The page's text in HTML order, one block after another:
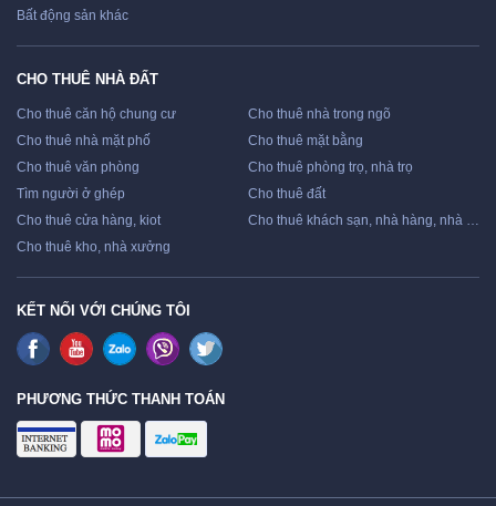
Bất động sản khác
CHO THUÊ NHÀ ĐẤT
Cho thuê căn hộ chung cư
Cho thuê nhà trong ngõ
Cho thuê nhà mặt phố
Cho thuê mặt bằng
Cho thuê văn phòng
Cho thuê phòng trọ, nhà trọ
Tìm người ở ghép
Cho thuê đất
Cho thuê cửa hàng, kiot
Cho thuê khách sạn, nhà hàng, nhà nghỉ
Cho thuê kho, nhà xưởng
KẾT NỐI VỚI CHÚNG TÔI
PHƯƠNG THỨC THANH TOÁN